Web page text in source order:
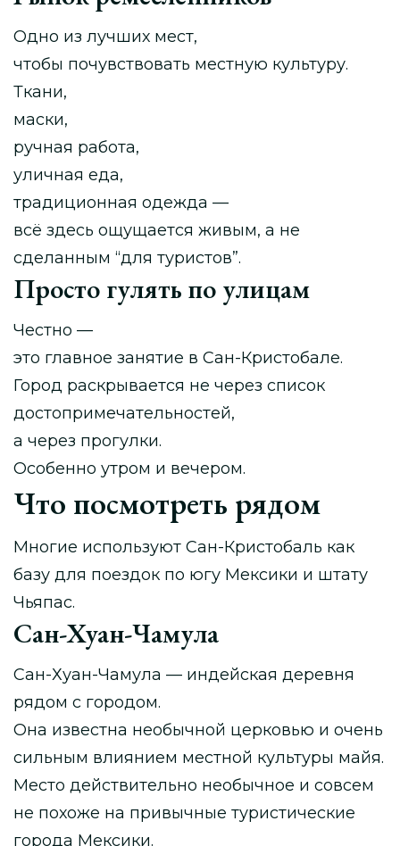
Одно из лучших мест,
чтобы почувствовать местную культуру.
Ткани,
маски,
ручная работа,
уличная еда,
традиционная одежда —
всё здесь ощущается живым, а не
сделанным “для туристов”.
Просто гулять по улицам
Честно —
это главное занятие в Сан-Кристобале.
Город раскрывается не через список
достопримечательностей,
а через прогулки.
Особенно утром и вечером.
Что посмотреть рядом
Многие используют Сан-Кристобаль как
базу для поездок по югу Мексики и штату
Чьяпас.
Сан-Хуан-Чамула
Сан-Хуан-Чамула — индейская деревня
рядом с городом.
Она известна необычной церковью и очень
сильным влиянием местной культуры майя.
Место действительно необычное и совсем
не похоже на привычные туристические
города Мексики.